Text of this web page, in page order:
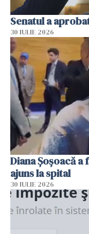
Senatul a
30 IULIE 2026
Diana Șoșoacă
ajuns la spital
30 IULIE 2026